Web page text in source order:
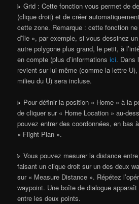
Grid : Cette fonction vous permet de
(clique droit) et de créer
cette zone. Remarque : cette fonction
d’île », par exemple, si vous dessinez
autre polygone plus grand, le petit, à
en compte (plus d’informationsici. Dans
revient sur lui-même (comme la lettre
milieu du U) sera incluse.
Pour définir la position « Home » à la
de cliquer sur « Home Location » au-
pouvez entrer des coordonnées, en bas
« Flight Plan ».
Vous pouvez mesurer la distance
faisant un clique droit sur un des deux
sur « Measure Distance ». Répétez
waypoint. Une boîte de dialogue
entre les deux points.